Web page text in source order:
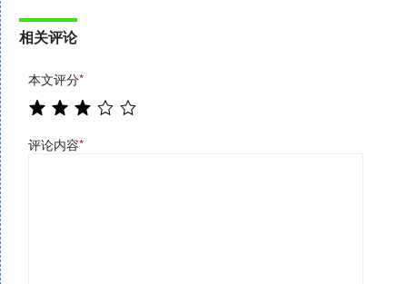
相关评论
本文评分*
评论内容*